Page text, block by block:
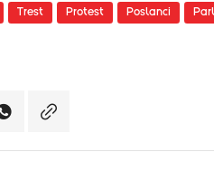
Trest Protest Poslanci